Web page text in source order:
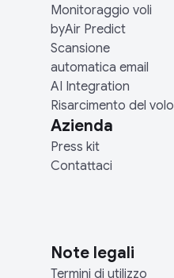
Monitoraggio voli
byAir Predict
Scansione
automatica email
AI Integration
Risarcimento del volo
Azienda
Press kit
Contattaci
Note legali
Termini di utilizzo